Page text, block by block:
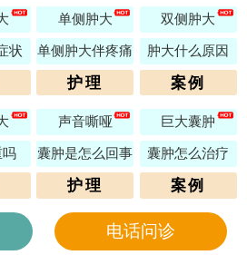
单侧肿大 双侧肿大
状 单侧肿大伴疼痛 肿大什么原因
护理 案例
声音嘶哑 巨大囊肿
吗 囊肿是怎么回事 囊肿怎么治疗
护理 案例
电话问诊